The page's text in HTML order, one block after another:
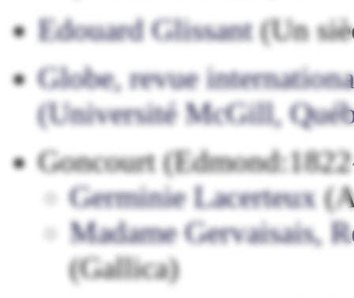
Edouard Glissant(Un
Globe, revue
(Université McGill,
Goncourt
Germinie Lacerteux
Madame Gervaisais,
(Gallica)